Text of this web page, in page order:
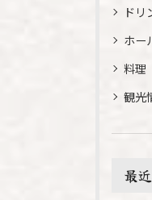
ドリ
ホー
料理
観光
最